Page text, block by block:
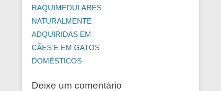
RAQUIMEDULARES
NATURALMENTE
ADQUIRIDAS EM
CÃES E EM GATOS
DOMÉSTICOS
Deixe um comentário